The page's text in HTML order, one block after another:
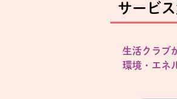
サービ
生活クラブ
環境・エネ